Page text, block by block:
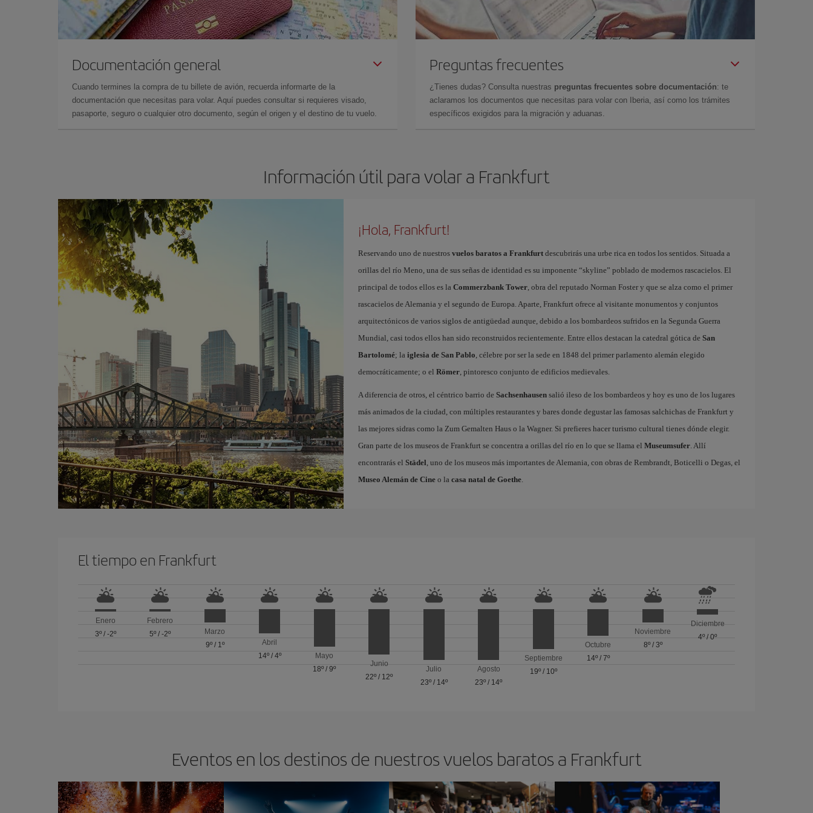
Documentación general
Cuando termines la compra de tu billete de avión, recuerda informarte de la
documentación que necesitas para volar. Aquí puedes consultar si requieres visado,
pasaporte, seguro o cualquier otro documento, según el origen y el destino de tu vuelo.
Preguntas frecuentes
¿Tienes dudas? Consulta nuestras preguntas frecuentes sobre documentación: te
aclaramos los documentos que necesitas para volar con Iberia, así como los trámites
específicos exigidos para la migración y aduanas.
Información útil para volar a Frankfurt
¡Hola, Frankfurt!
Reservando uno de nuestros vuelos baratos a Frankfurtdescubrirás una urbe rica en todos los sentidos. Situada a
orillas del río Meno, una de sus señas de identidad es su imponente “skyline” poblado de modernos rascacielos. El
principal de todos ellos es la Commerzbank Tower, obra del reputado Norman Foster y que se alza como el primer
rascacielos de Alemania y el segundo de Europa. Aparte, Frankfurt ofrece al visitante monumentos y conjuntos
arquitectónicos de varios siglos de antigüedad aunque, debido a los bombardeos sufridos en la Segunda Guerra
Mundial, casi todos ellos han sido reconstruidos recientemente. Entre ellos destacan la catedral gótica de San
Bartolomé; la iglesia de San Pablo, célebre por ser la sede en 1848 del primer parlamento alemán elegido
democráticamente; o el Römer, pintoresco conjunto de edificios medievales.
A diferencia de otros, el céntrico barrio de Sachsenhausensalió ileso de los bombardeos y hoy es uno de los lugares
más animados de la ciudad, con múltiples restaurantes y bares donde degustar las famosas salchichas de Frankfurt y
las mejores sidras como la Zum Gemalten Haus o la Wagner. Si prefieres hacer turismo cultural tienes dónde elegir.
Gran parte de los museos de Frankfurt se concentra a orillas del río en lo que se llama el Museumsufer. Allí
encontrarás el Städel, uno de los museos más importantes de Alemania, con obras de Rembrandt, Boticelli o Degas, el
Museo Alemán de Cineo la casa natal de Goethe.
El tiempo en Frankfurt
Enero
3º/ -2º
Febrero
5º /-2º
Marzo
9º/ 1º
Abril
14º/ 4º
Mayo
18º /9º
Junio
22º / 12º
Julio
23º/ 14º
Agosto
23º / 14º
Septiembre
19º/ 10º
Octubre
14º/ 7º
Noviembre
8º/ 3º
Diciembre
4º /0º
Eventos en los destinos de nuestros vuelos baratos a Frankfurt